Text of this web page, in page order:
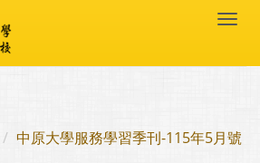
中原大學服務學習季刊-115年5月號